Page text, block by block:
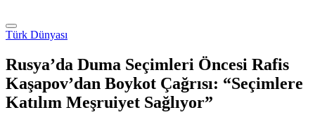
Türk Dünyası
Rusya’da Duma Seçimleri Öncesi Rafis
Kaşapov’dan Boykot Çağrısı: “Seçimlere
Katılım Meşruiyet Sağlıyor”